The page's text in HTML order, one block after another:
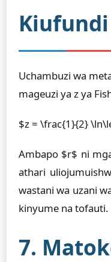
Uchambuzi wa
mageuzi ya z ya
$z = \frac{1}{2}
Ambapo $r$ ni
athari
wastani wa uzani
kinyume na tofauti.
7.